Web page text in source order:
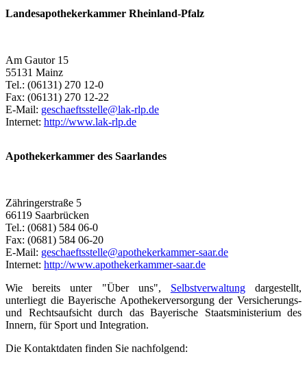
Landesapothekerkammer Rheinland-Pfalz
Am Gautor 15
55131 Mainz
Tel.: (06131) 270 12-0
Fax: (06131) 270 12-22
E-Mail: geschaeftsstelle@lak-rlp.de
Internet: http://www.lak-rlp.de
Apothekerkammer des Saarlandes
Zähringerstraße 5
66119 Saarbrücken
Tel.: (0681) 584 06-0
Fax: (0681) 584 06-20
E-Mail: geschaeftsstelle@apothekerkammer-saar.de
Internet: http://www.apothekerkammer-saar.de
Wie bereits unter "Über uns", Selbstverwaltungdargestellt,
unterliegt die Bayerische Apothekerversorgung der Versicherungs-
und Rechtsaufsicht durch das Bayerische Staatsministerium des
Innern, für Sport und Integration.
Die Kontaktdaten finden Sie nachfolgend: